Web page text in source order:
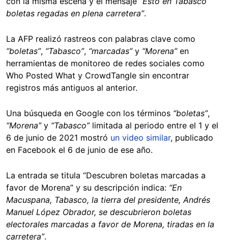
boletas regadas en plena carretera”.
La AFP realizó rastreos con palabras clave como
“boletas”, “Tabasco”, “marcadas”y “Morena”en
herramientas de monitoreo de redes sociales como
Who Posted What y CrowdTangle sin encontrar
registros más antiguos al anterior.
Una búsqueda en Google con los términos “boletas”,
“Morena”y “Tabasco”limitada al periodo entre el 1 y el
6 de junio de 2021 mostró un video similar, publicado
en Facebook el 6 de junio de ese año.
La entrada se titula “Descubren boletas marcadas a
favor de Morena” y su descripción indica: “En
Macuspana, Tabasco, la tierra del presidente, Andrés
Manuel López Obrador, se descubrieron boletas
electorales marcadas a favor de Morena, tiradas en la
carretera”.